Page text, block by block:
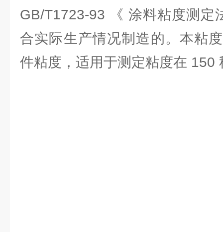
GB/T1723-93 《 涂料粘度测定
合实际生产情况制造的。本粘
件粘度，适用于测定粘度在 150